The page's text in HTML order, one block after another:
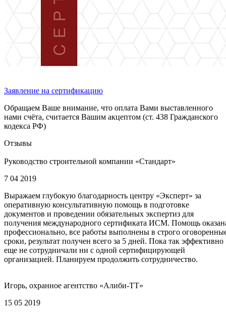
Заявление на сертификацию
Обращаем Ваше внимание, что оплата Вами выставленного
нами счёта, считается Вашим акцептом (ст. 438 Гражданского
кодекса РФ)
Отзывы
Руководство строительной компании «Стандарт»
7 04 2019
Выражаем глубокую благодарность центру «Эксперт» за
оперативную консультативную помощь в подготовке
документов и проведении обязательных экспертиз для
получения международного сертификата ИСМ. Помощь
профессионально, все работы выполнены в строго
сроки, результат получен всего за 5 дней. Пока так эффективно
еще не сотрудничали ни с одной сертифицирующей
организацией. Планируем продолжить сотрудничество.
Игорь, охранное агентство «Алиби-ТТ»
15 05 2019